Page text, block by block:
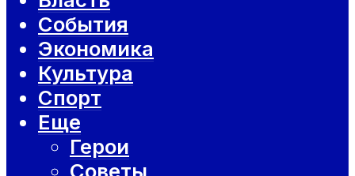
События
Экономика
Культура
Спорт
Еще
Герои
Советы